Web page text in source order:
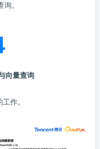
。
向量查询
作。